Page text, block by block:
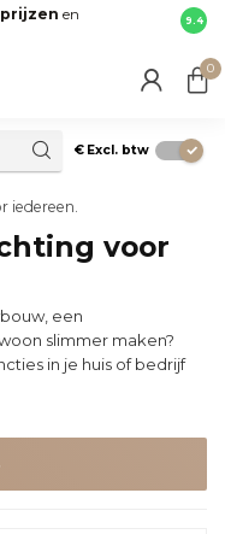
en
direct
9.4
0
€ Excl. btw
iedereen.
voor
een
slimmer maken?
in je huis of bedrijf